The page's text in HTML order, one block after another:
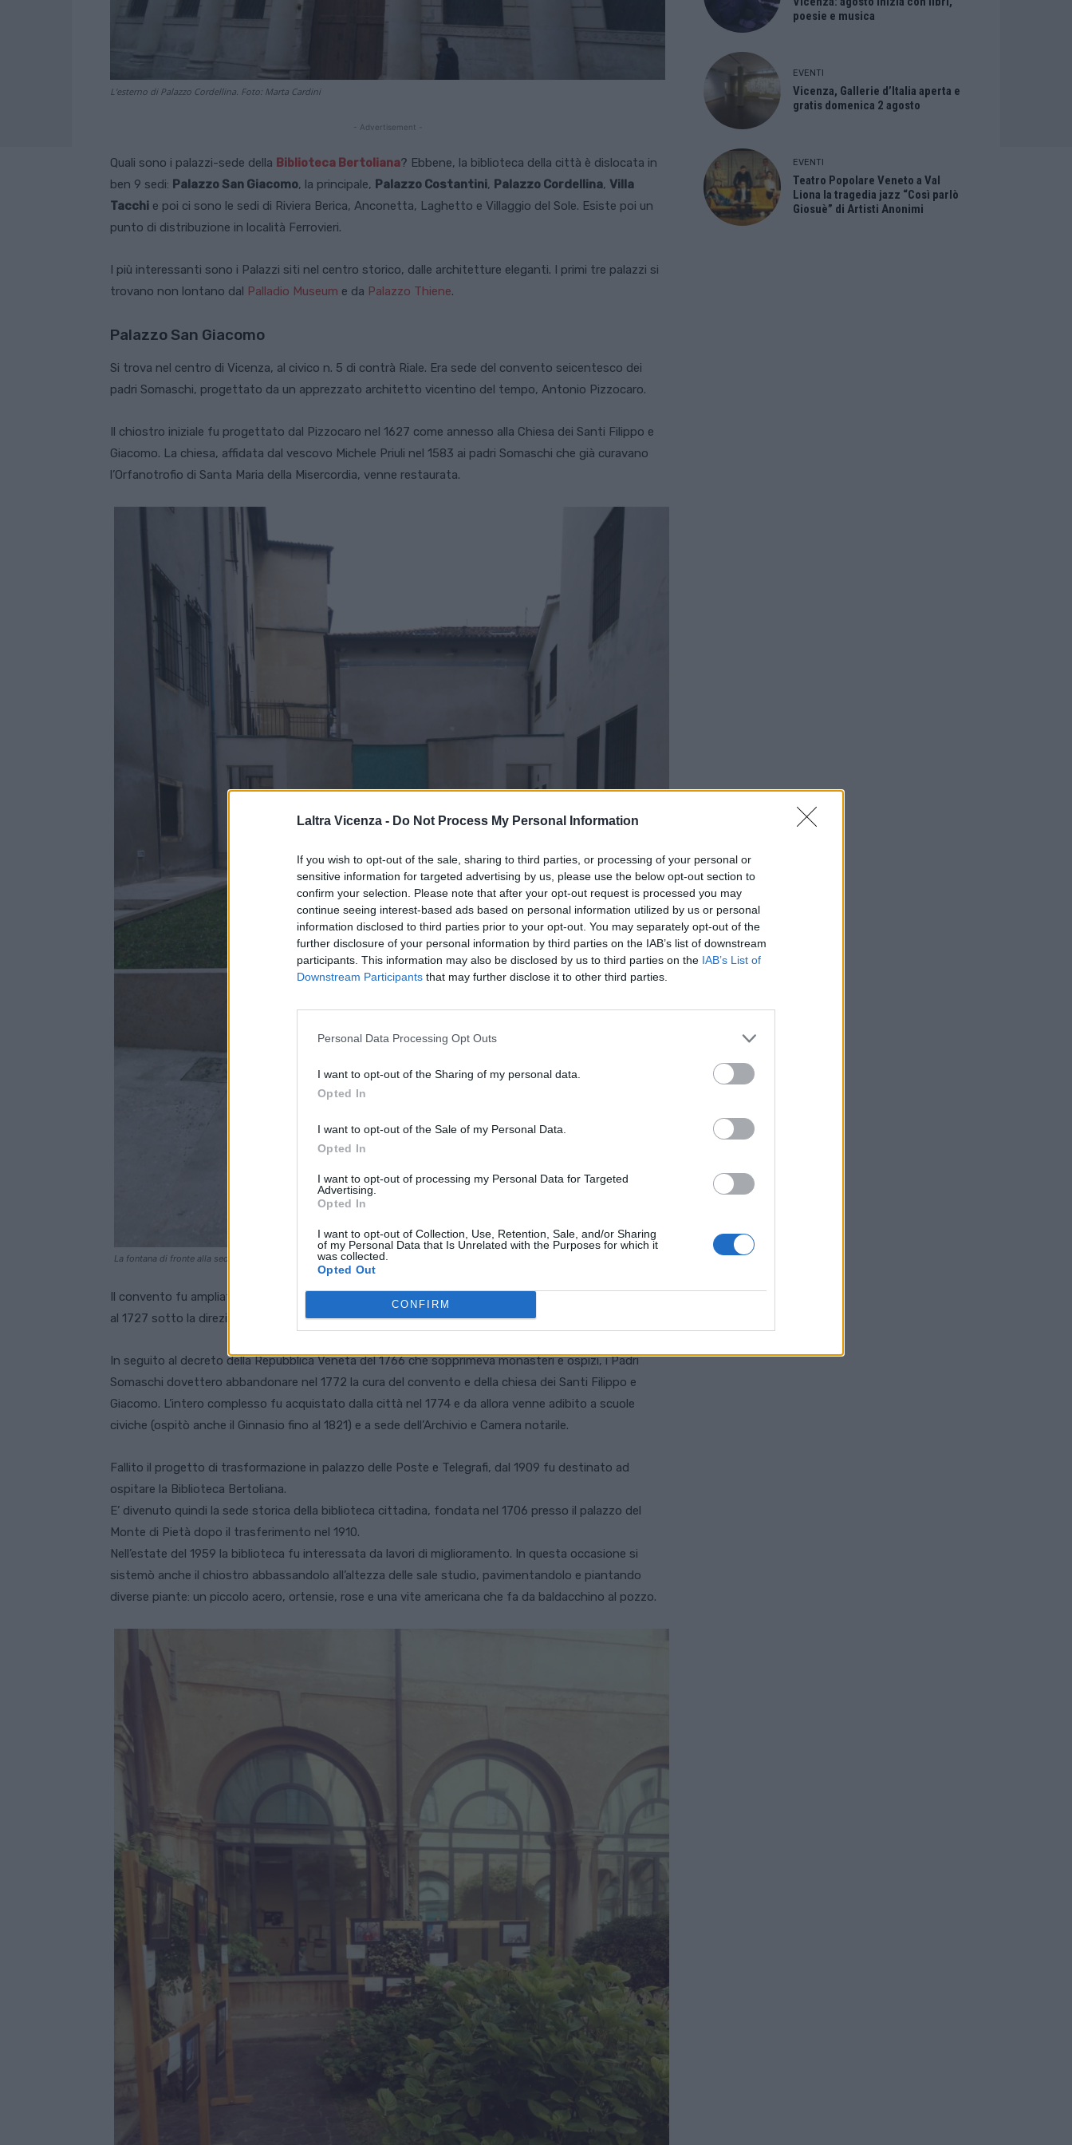
Laltra Vicenza - Do Not Process My Personal Information
If you wish to opt-out of the sale, sharing to third parties, or processing of your personal or
sensitive information for targeted advertising by us, please use the below opt-out section to
confirm your selection. Please note that after your opt-out request is processed you may
continue seeing interest-based ads based on personal information utilized by us or personal
information disclosed to third parties prior to your opt-out. You may separately opt-out of the
further disclosure of your personal information by third parties on the IAB’s list of downstream
participants. This information may also be disclosed by us to third parties on the IAB’s List of
Downstream Participants that may further disclose it to other third parties.
Personal Data Processing Opt Outs
I want to opt-out of the Sharing of my personal data.
Opted In
I want to opt-out of the Sale of my Personal Data.
Opted In
I want to opt-out of processing my Personal Data for Targeted
Advertising.
Opted In
I want to opt-out of Collection, Use, Retention, Sale, and/or Sharing
of my Personal Data that Is Unrelated with the Purposes for which it
was collected.
Opted Out
CONFIRM
L'esterno di Palazzo Cordellina. Foto: Marta Cardini
- Advertisement -
Quali sono i palazzi-sede della Biblioteca Bertoliana? Ebbene, la biblioteca della città è dislocata in
ben 9 sedi: Palazzo San Giacomo, la principale, Palazzo Costantini, Palazzo Cordellina, Villa
Tacchi e poi ci sono le sedi di Riviera Berica, Anconetta, Laghetto e Villaggio del Sole. Esiste poi un
punto di distribuzione in località Ferrovieri.
I più interessanti sono i Palazzi siti nel centro storico, dalle architetture eleganti. I primi tre palazzi si
trovano non lontano dal Palladio Museum e da Palazzo Thiene.
Palazzo San Giacomo
Si trova nel centro di Vicenza, al civico n. 5 di contrà Riale. Era sede del convento seicentesco dei
padri Somaschi, progettato da un apprezzato architetto vicentino del tempo, Antonio Pizzocaro.
Il chiostro iniziale fu progettato dal Pizzocaro nel 1627 come annesso alla Chiesa dei Santi Filippo e
Giacomo. La chiesa, affidata dal vescovo Michele Priuli nel 1583 ai padri Somaschi che già curavano
l’Orfanotrofio di Santa Maria della Misercordia, venne restaurata.
La fontana di fronte alla sede di Palazzo Cordellina. Foto: Marta Cardini
Il convento fu ampliato tra il 1662 e il 1670 su progetto di Domenico Borella. I lavori proseguono fino
al 1727 sotto la direzione di Carlo Borella e di Francesco Muttoni.
In seguito al decreto della Repubblica Veneta del 1766 che sopprimeva monasteri e ospizi, i Padri
Somaschi dovettero abbandonare nel 1772 la cura del convento e della chiesa dei Santi Filippo e
Giacomo. L’intero complesso fu acquistato dalla città nel 1774 e da allora venne adibito a scuole
civiche (ospitò anche il Ginnasio fino al 1821) e a sede dell’Archivio e Camera notarile.
Fallito il progetto di trasformazione in palazzo delle Poste e Telegrafi, dal 1909 fu destinato ad
ospitare la Biblioteca Bertoliana.
E’ divenuto quindi la sede storica della biblioteca cittadina, fondata nel 1706 presso il palazzo del
Monte di Pietà dopo il trasferimento nel 1910.
Nell’estate del 1959 la biblioteca fu interessata da lavori di miglioramento. In questa occasione si
sistemò anche il chiostro abbassandolo all’altezza delle sale studio, pavimentandolo e piantando
diverse piante: un piccolo acero, ortensie, rose e una vite americana che fa da baldacchino al pozzo.
poesie e musica
EVENTI
Vicenza, Gallerie d’Italia aperta e
gratis domenica 2 agosto
EVENTI
Teatro Popolare Veneto a Val
Liona la tragedia jazz “Così parlò
Giosuè” di Artisti Anonimi